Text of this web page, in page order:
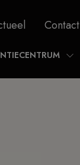
Contact